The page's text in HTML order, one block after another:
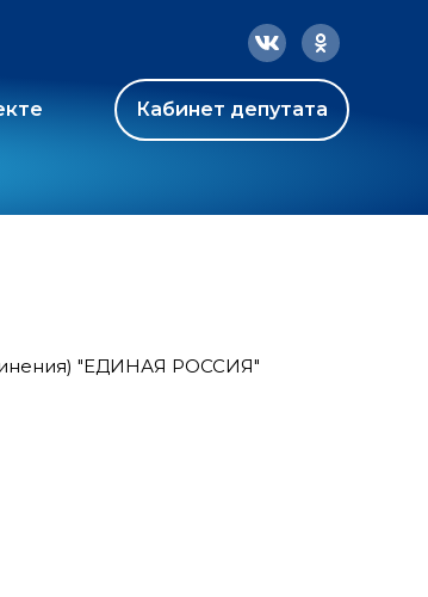
Кабинет депутата
"ЕДИНАЯ РОССИЯ"